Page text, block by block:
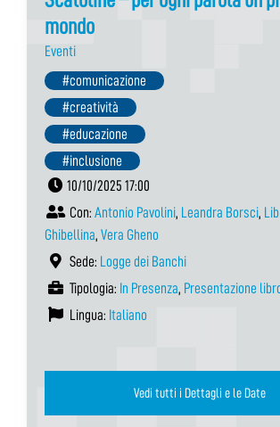
mondo
Eventi
#comunicazione
#creatività
#educazione
#inclusione
10/10/2025 17:00
Con: Antonio Pavolini, Leandra Borsci,
Ghibellina, Vera Gheno
Sede: Logge dei Banchi
Tipologia: In Presenza, Presentazione
Lingua: Italiano
Vedi tutti i Dettagli e le Date